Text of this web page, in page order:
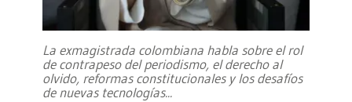
La exmagistrada colombiana habla sobre el rol
de contrapeso del periodismo, el derecho al
olvido, reformas constitucionales y los desafíos
de nuevas tecnologías...